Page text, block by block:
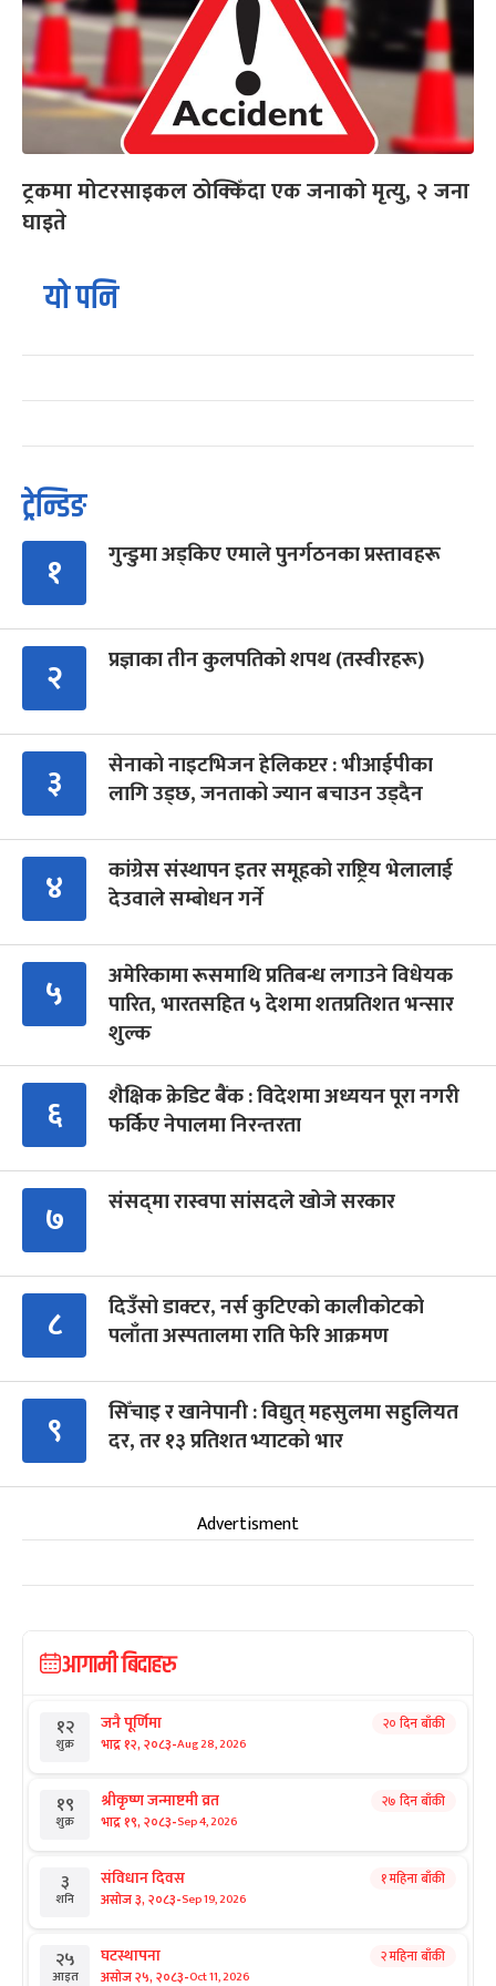
ट्रकमा मोटरसाइकल ठोक्किँदा एक जनाको मृत्यु, २ जना
घाइते
यो पनि
ट्रेन्डिङ
१ गुन्डुमा अड्किए एमाले पुनर्गठनका प्रस्तावहरू
२ प्रज्ञाका तीन कुलपतिको शपथ (तस्वीरहरू)
३
सेनाको नाइटभिजन हेलिकप्टर : भीआईपीका
लागि उड्छ, जनताको ज्यान बचाउन उड्दैन
४
कांग्रेस संस्थापन इतर समूहको राष्ट्रिय भेलालाई
देउवाले सम्बोधन गर्ने
५
अमेरिकामा रूसमाथि प्रतिबन्ध लगाउने विधेयक
पारित, भारतसहित ५ देशमा शतप्रतिशत भन्सार
शुल्क
६
शैक्षिक क्रेडिट बैंक : विदेशमा अध्ययन पूरा नगरी
फर्किए नेपालमा निरन्तरता
७ संसद्‍मा रास्वपा सांसदले खोजे सरकार
८
दिउँसो डाक्टर, नर्स कुटिएको कालीकोटको
पलाँता अस्पतालमा राति फेरि आक्रमण
९
सिँचाइ र खानेपानी : विद्युत् महसुलमा सहुलियत
दर, तर १३ प्रतिशत भ्याटको भार
Advertisment
आगामी बिदाहरु
१२
शुक्र
जनै पूर्णिमा
भाद्र १२, २०८३-Aug 28, 2026
२० दिन बाँकी
१९
शुक्र
श्रीकृष्ण जन्माष्टमी व्रत
भाद्र १९, २०८३-Sep 4, 2026
२७ दिन बाँकी
३
शनि
संविधान दिवस
असोज ३, २०८३-Sep 19, 2026
१ महिना बाँकी
२५
आइत
घटस्थापना
असोज २५, २०८३-Oct 11, 2026
२ महिना बाँकी